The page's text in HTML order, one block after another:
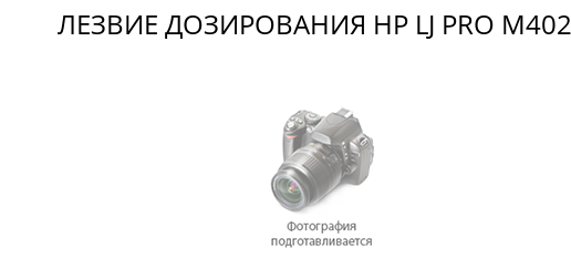
ЛЕЗВИЕ ДОЗИРОВАНИЯ HP LJ PRO